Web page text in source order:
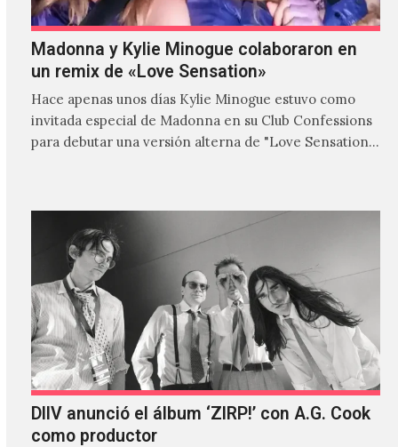
Madonna y Kylie Minogue colaboraron en
un remix de «Love Sensation»
Hace apenas unos días Kylie Minogue estuvo como
invitada especial de Madonna en su Club Confessions
para debutar una versión alterna de "Love Sensation",
DIIV anunció el álbum ‘ZIRP!’ con A.G. Cook
como productor